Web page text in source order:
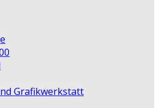
Grafikwerkstatt